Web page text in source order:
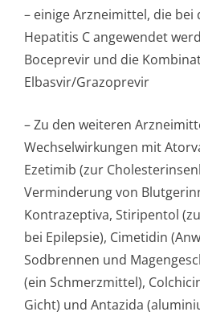
– einige Arzneimittel, die bei
Hepatitis C angewendet
Boceprevir und die
Elbasvir/Grazo­previr
– Zu den weiteren
Wechselwirkungen mit
Ezetimib (zur
Verminderung von
Kontrazeptiva, Stiripentol
bei Epilepsie), Cimetidin
Sodbrennen und
(ein Schmerzmittel),
Gicht) und Antazida